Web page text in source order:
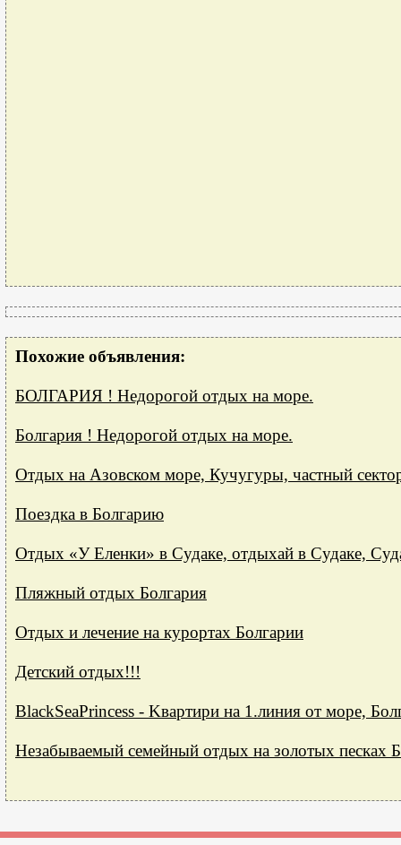
Похожие объявления:
БОЛГАРИЯ ! Недорогой отдых на море.
Болгария ! Недорогой отдых на море.
Отдых на Азовском море, Кучугуры, частный
Поездка в Болгарию
Отдых «У Еленки» в Судаке, отдыхай в Судаке,
Пляжный отдых Болгария
Отдых и лечение на курортах Болгарии
Детский отдых!!!
BlackSeaPrincess - Kвартири на 1.линия от море,
Незабываемый семейный отдых на золотых песках